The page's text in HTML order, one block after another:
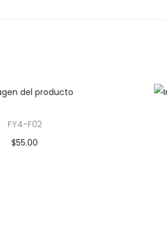
FY4-F02
$55.00